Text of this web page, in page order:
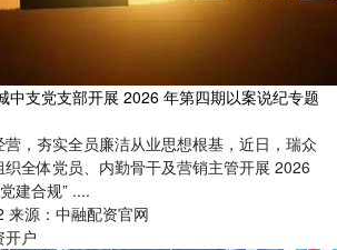
中支党支部开展 2026 年第四期以案说纪专题
，夯实全员廉洁从业思想根基，近日，瑞众
全体党员、内勤骨干及营销主管开展 2026
建合规” ....
来源：中融配资官网
开户